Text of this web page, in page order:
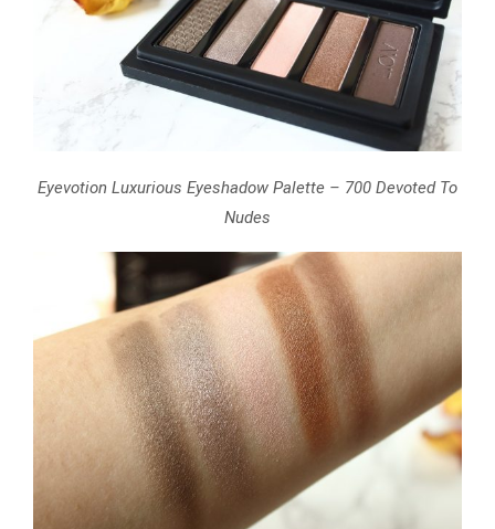
Eyevotion Luxurious Eyeshadow Palette – 700 Devoted To
Nudes